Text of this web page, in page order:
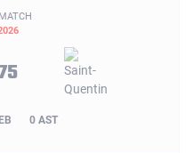
0 AST